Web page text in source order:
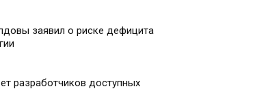
заявил о риске дефицита
разработчиков доступных